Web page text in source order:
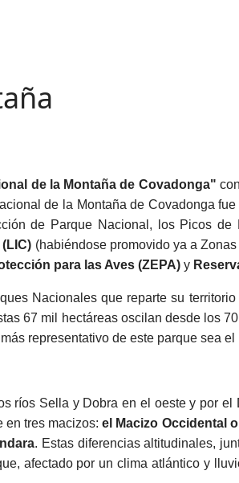
de la Montaña de Covadonga"
de la Montaña de Covadonga
de Parque Nacional, los Picos de
(habiéndose promovido ya a Zonas
para las Aves (ZEPA) y
Nacionales que reparte su territorio
67 mil hectáreas oscilan desde los
representativo de este parque sea el
ríos Sella y Dobra en el oeste y por
en tres macizos:el Macizo Occidental
. Estas diferencias altitudinales,
afectado por un clima atlántico y